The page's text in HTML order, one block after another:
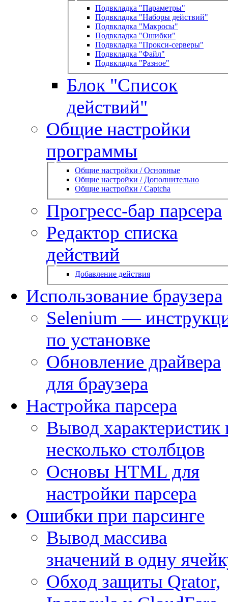
Подвкладка "Параметры"
Подвкладка "Наборы действий"
Подвкладка "Макросы"
Подвкладка "Ошибки"
Подвкладка "Прокси-серверы"
Подвкладка "Файл"
Подвкладка "Разное"
Блок "Список
действий"
Общие настройки
программы
Общие настройки / Основные
Общие настройки / Дополнительно
Общие настройки / Captcha
Прогресс-бар парсера
Редактор списка
действий
Добавление действия
Использование браузера
Selenium —
по установке
Обновление драйвера
для браузера
Настройка парсера
Вывод характеристик
несколько столбцов
Основы HTML для
настройки парсера
Ошибки при парсинге
Вывод массива
значений в одну
Обход защиты Qrator,